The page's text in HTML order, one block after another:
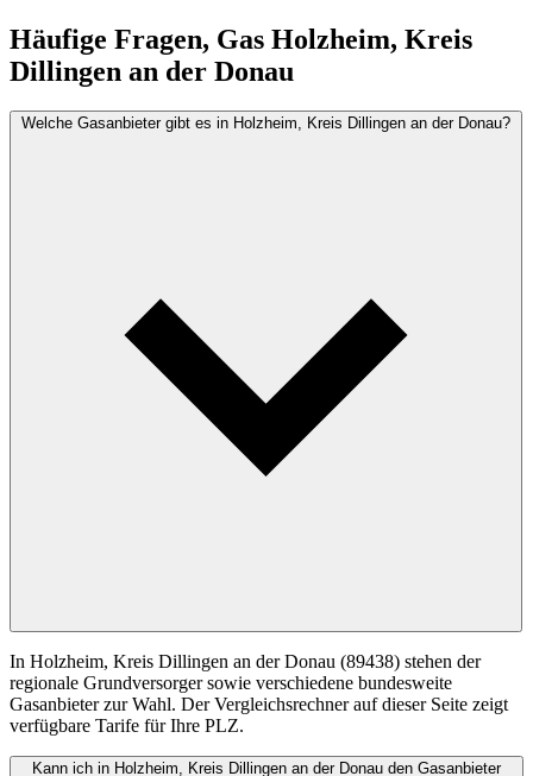
Häufige Fragen, Gas Holzheim, Kreis
Dillingen an der Donau
Welche Gasanbieter gibt es in Holzheim, Kreis Dillingen an der Donau?
In Holzheim, Kreis Dillingen an der Donau (89438) stehen der
regionale Grundversorger sowie verschiedene bundesweite
Gasanbieter zur Wahl. Der Vergleichsrechner auf dieser Seite zeigt
verfügbare Tarife für Ihre PLZ.
Kann ich in Holzheim, Kreis Dillingen an der Donau den Gasanbieter